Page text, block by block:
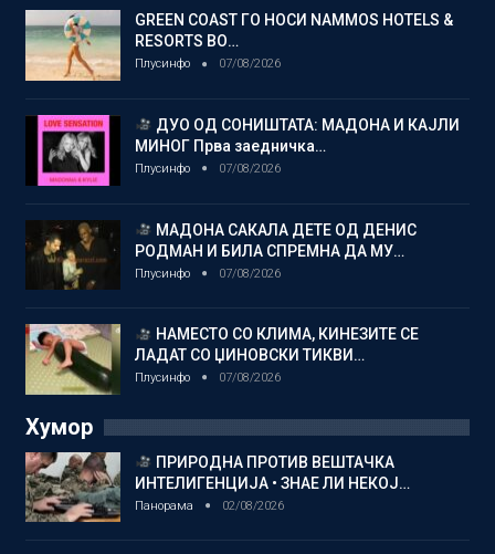
GREEN COAST ГО НОСИ NAMMOS HOTELS &
RESORTS ВО…
Плусинфо 07/08/2026
ДУО ОД СОНИШТАТА: МАДОНА И КАЈЛИ
МИНОГ Прва заедничка…
Плусинфо 07/08/2026
МАДОНА САКАЛА ДЕТЕ ОД ДЕНИС
РОДМАН И БИЛА СПРЕМНА ДА МУ…
Плусинфо 07/08/2026
НАМЕСТО СО КЛИМА, КИНЕЗИТЕ СЕ
ЛАДАТ СО ЏИНОВСКИ ТИКВИ…
Плусинфо 07/08/2026
Хумор
ПРИРОДНА ПРОТИВ ВЕШТАЧКА
ИНТЕЛИГЕНЦИЈА • ЗНАЕ ЛИ НЕКОЈ…
Панорама 02/08/2026